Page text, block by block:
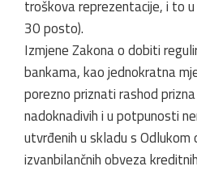
troškova reprezentacije, i to
30 posto).
Izmjene Zakona o dobiti
bankama, kao jednokratna
porezno priznati rashod
nadoknadivih i u potpunosti
utvrđenih u skladu s
izvanbilančnih obveza